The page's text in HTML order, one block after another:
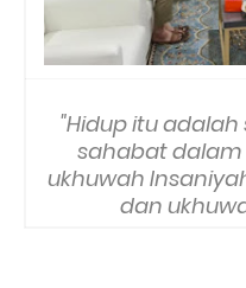
"Hidup itu
sahabat dalam
ukhuwah
dan